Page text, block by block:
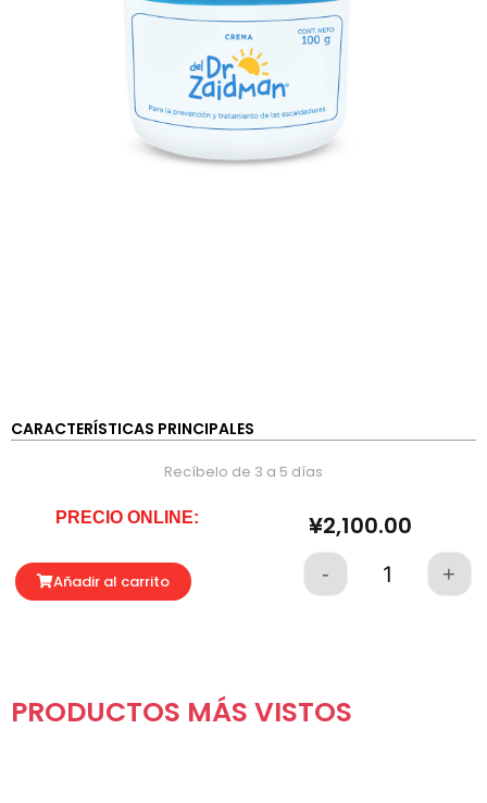
CARACTERÍSTICAS PRINCIPALES
Recíbelo de 3 a 5 días
PRECIO ONLINE: ¥2,100.00
Quantity
- +
Añadir al carrito
PRODUCTOS MÁS VISTOS